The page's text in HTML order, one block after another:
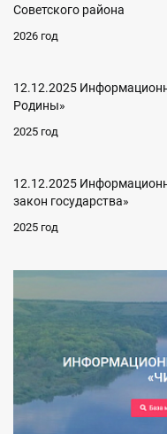
Советского района
2026 год
12.12.2025
Родины»
2025 год
12.12.2025
закон государства»
2025 год